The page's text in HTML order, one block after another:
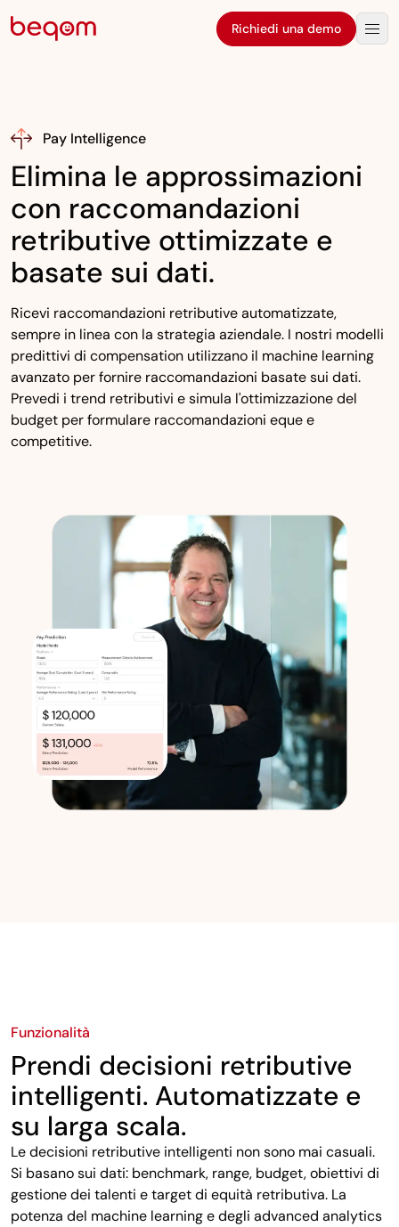
Richiedi una demo
Pay Intelligence
Elimina le approssimazioni
con raccomandazioni
retributive ottimizzate e
basate sui dati.
Ricevi raccomandazioni retributive automatizzate,
sempre in linea con la strategia aziendale. I nostri modelli
predittivi di compensation utilizzano il machine learning
avanzato per fornire raccomandazioni basate sui dati.
Prevedi i trend retributivi e simula l'ottimizzazione del
budget per formulare raccomandazioni eque e
competitive.
Funzionalità
Prendi decisioni retributive
intelligenti. Automatizzate e
su larga scala.
Le decisioni retributive intelligenti non sono mai casuali.
Si basano sui dati: benchmark, range, budget, obiettivi di
gestione dei talenti e target di equità retributiva. La
potenza del machine learning e degli advanced analytics